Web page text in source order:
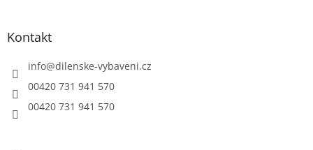
Kontakt
info@dilenske-vybaveni.cz
00420 731 941 570
00420 731 941 570